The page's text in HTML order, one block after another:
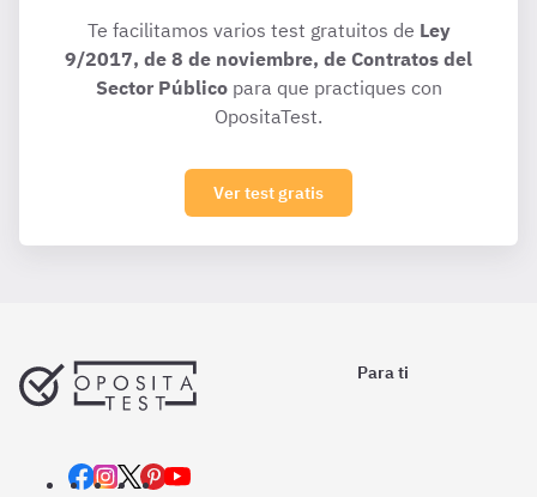
Te facilitamos varios test gratuitos de Ley
9/2017, de 8 de noviembre, de Contratos del
Sector Públicopara que practiques con
OpositaTest.
Ver test gratis
Para ti